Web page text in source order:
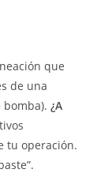
que
de una
bomba).¿A
tu operación.